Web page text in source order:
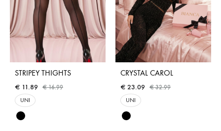
STRIPEY THIGHTS
€ 11.89 €16.99
UNI
CRYSTAL CAROL
€ 23.09 €32.99
UNI